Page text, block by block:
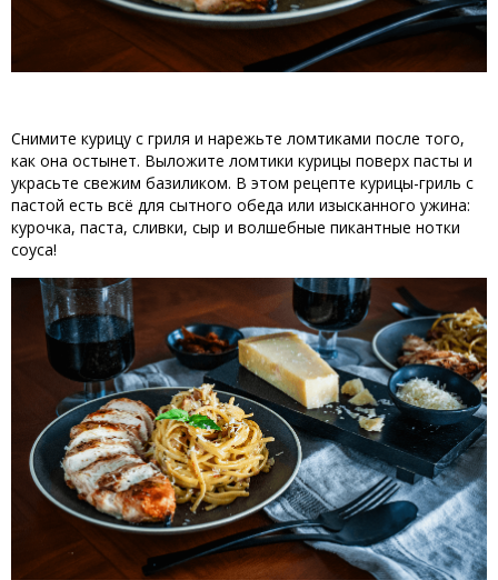
Снимите курицу с гриля и нарежьте ломтиками после того,
как она остынет. Выложите ломтики курицы поверх пасты и
украсьте свежим базиликом. В этом рецепте курицы-гриль с
пастой есть всё для сытного обеда или изысканного ужина:
курочка, паста, сливки, сыр и волшебные пикантные нотки
соуса!